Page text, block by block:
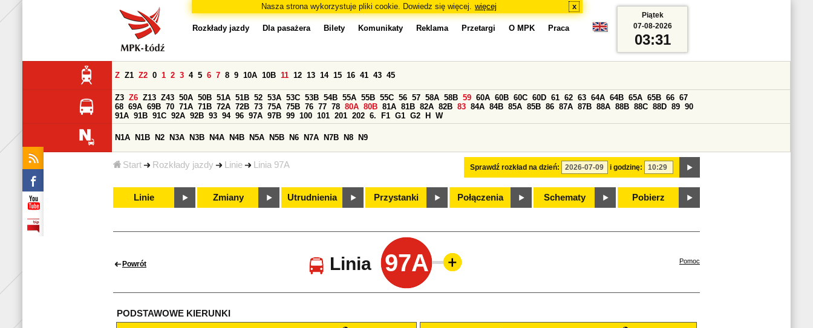
Nasza strona wykorzystuje pliki cookie. Dowiedz się więcej. więcej x
Start Rozkłady jazdy Linie Linia 97A
Rozkłady jazdy Dla pasażera Bilety Komunikaty Reklama Przetargi O MPK Praca
Sprawdź rozkład na dzień: i godzinę:
Z Z1 Z2 0 1 2 3 4 5 6 7 8 9 10A 10B 11 12 13 14 15 16 41 43 45
Z3 Z6 Z13 Z43 50A 50B 51A 51B 52 53A 53C 53B 54B 55A 55B 55C 56 57 58A 58B 59 60A 60B 60C 60D 61 62 63 64A 64B 65A 65B 66 67
68 69A 69B 70 71A 71B 72A 72B 73 75A 75B 76 77 78 80A 80B 81A 81B 82A 82B 83 84A 84B 85A 85B 86 87A 87B 88A 88B 88C 88D 89 90
91A 91B 91C 92A 92B 93 94 96 97A 97B 99 100 101 201 202 6. F1 G1 G2 H W
N1A N1B N2 N3A N3B N4A N4B N5A N5B N6 N7A N7B N8 N9
Linie Zmiany Utrudnienia Przystanki Połączenia Schematy Pobierz
Piątek
07-08-2026
03:31
Powrót Linia 97A Pomoc
PODSTAWOWE KIERUNKI